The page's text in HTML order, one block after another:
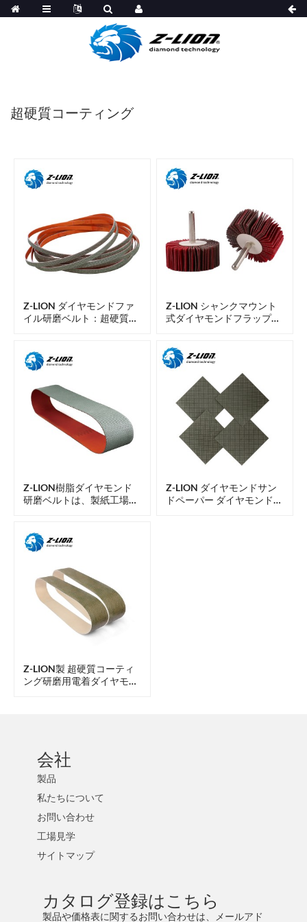
超硬質コーティング
Z-LION ダイヤモンドファ
イル研磨ベルト：超硬質コ
Z-LION シャンクマウント
式ダイヤモンドフラップホ
Z-LION樹脂ダイヤモンド
研磨ベルトは、製紙工場の
シリンダーの研磨に使用さ
れます。
Z-LION ダイヤモンドサン
ドペーパー ダイヤモンド研
Z-LION製 超硬質コーティ
ング研磨用電着ダイヤモン
会社
製品
私たちについて
お問い合わせ
工場見学
サイトマップ
カタログ登録はこちら
製品や価格表に関するお問い合わせは、メールアド